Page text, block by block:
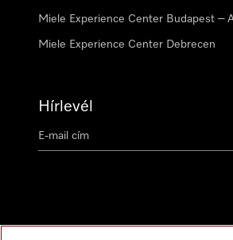
Miele Experience Center Budapest –
Miele Experience Center Debrecen
Hírlevél